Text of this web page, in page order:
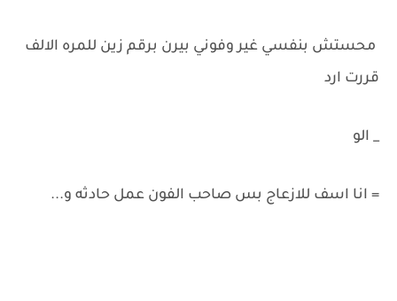
محستش بنفسي غير وفوني بيرن برقم زين للمره الالف
قررت ارد
_ الو
= انا اسف للازعاج بس صاحب الفون عمل حادثه و...